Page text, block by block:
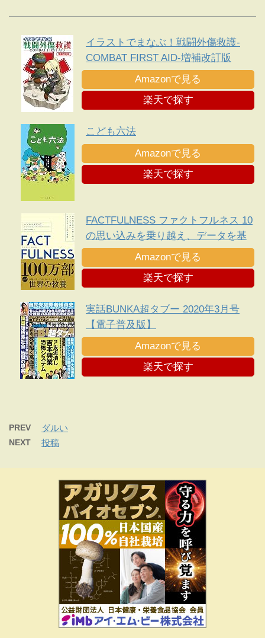
イラストでまなぶ！戦闘外傷救護-
COMBAT FIRST AID-増補改訂版
Amazonで見る
楽天で探す
こども六法
Amazonで見る
楽天で探す
FACTFULNESS ファクトフルネス 10
の思い込みを乗り越え、データを基
に世界を正しく見る習慣
Amazonで見る
楽天で探す
実話BUNKA超タブー 2020年3月号
【電子普及版】
Amazonで見る
楽天で探す
PREV ダルい
NEXT 投稿